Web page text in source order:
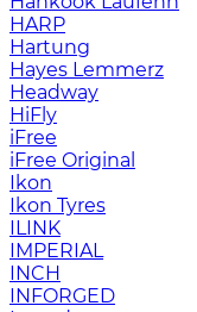
HARP
Hartung
Hayes Lemmerz
Headway
HiFly
iFree
iFree Original
Ikon
Ikon Tyres
ILINK
IMPERIAL
INCH
INFORGED